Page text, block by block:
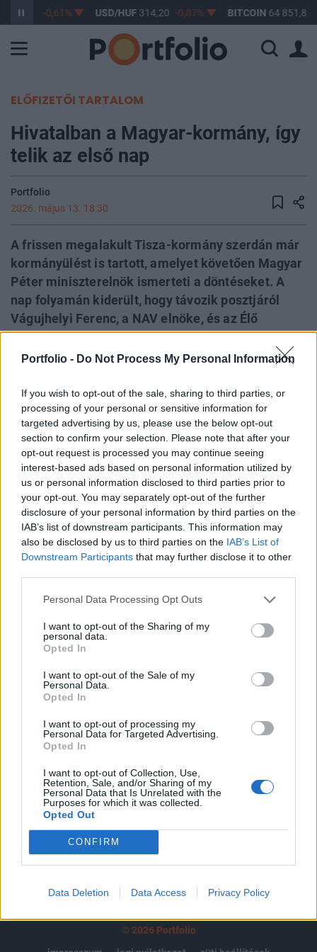
Portfolio - Do Not Process My Personal Information
If you wish to opt-out of the sale, sharing to third parties, or
processing of your personal or sensitive information for
targeted advertising by us, please use the below opt-out
section to confirm your selection. Please note that after your
opt-out request is processed you may continue seeing
interest-based ads based on personal information utilized by
us or personal information disclosed to third parties prior to
your opt-out. You may separately opt-out of the further
disclosure of your personal information by third parties on the
IAB’s list of downstream participants. This information may
also be disclosed by us to third parties on the IAB’s List of
Downstream Participants that may further disclose it to other
Personal Data Processing Opt Outs
I want to opt-out of the Sharing of my
personal data.
Opted In
I want to opt-out of the Sale of my
Personal Data.
Opted In
I want to opt-out of processing my
Personal Data for Targeted Advertising.
Opted In
I want to opt-out of Collection, Use,
Retention, Sale, and/or Sharing of my
Personal Data that Is Unrelated with the
Purposes for which it was collected.
Opted Out
CONFIRM
Data Deletion Data Access Privacy Policy
363,17 -0,61% USD/HUF314,20 -0,87% BITCOIN64 851,80
ELŐFIZETŐI TARTALOM
Hivatalban a Magyar-kormány, így
telik az első nap
Portfolio
2026. május 13. 18:30
A frissen megalakult Tisza-kormány szerdán már
kormányülést is tartott, amelyet követően Magyar
Péter miniszterelnök ismerteti a döntéseket. A
nap folyamán kiderült, hogy távozik posztjáról
Vágujhelyi Ferenc, a NAV elnöke, és az Élő
Környezetért Felelős Minisztérium
természetvédelemért felelős helyettes
igazgatója lesz. Az uniós pénzek kapcsán már 1-2
héten belül nagy bejelentések jöhetnek friss
értesülések szerint. A fejleményekről
folyamatosan beszámolunk.
2026. május 13. 18:30 Megosztás Beszél Magyar Péter,
érkeznek az új kormány első fontos döntései A kedden
frissen megalakult kormány a mai napon már
kormányülést is tart, Magyar Péter közlése szerint a
gyermekvédelemtől az aszályhelyzeten át...
KEDVES OLVASÓNK!
tartozik, melynek olvasása előfizetéses
regisztrációhoz kötött.
Az előfizetés a következőket tartalmazza:
Portfolio.hu teljes cikkarchívum
kötéslistái
Előfizetés
MÁR ELŐFIZETŐNK VAGY?
© 2026 Portfolio